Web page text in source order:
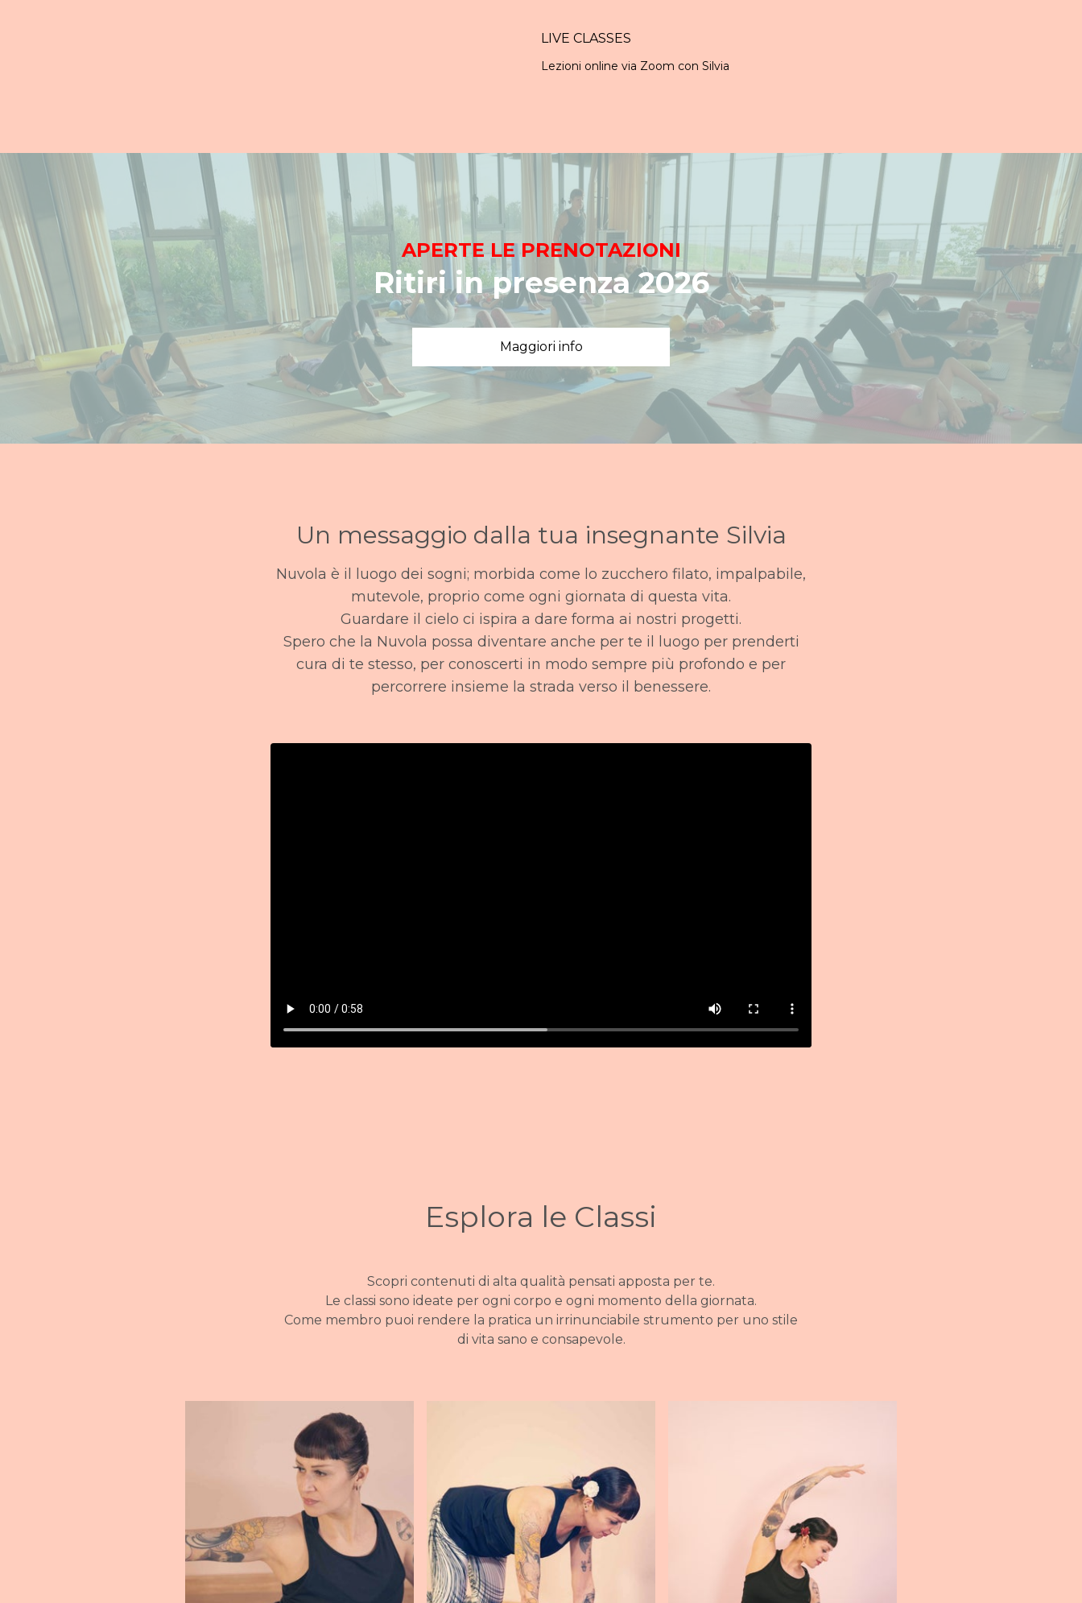
LIVE CLASSES
Lezioni online via Zoom con Silvia
APERTE LE PRENOTAZIONI
Ritiri in presenza 2026
Maggiori info
Un messaggio dalla tua insegnante Silvia
Nuvola è il luogo dei sogni; morbida come lo zucchero filato, impalpabile,
mutevole, proprio come ogni giornata di questa vita.
Guardare il cielo ci ispira a dare forma ai nostri progetti.
Spero che la Nuvola possa diventare anche per te il luogo per prenderti
cura di te stesso, per conoscerti in modo sempre più profondo e per
percorrere insieme la strada verso il benessere.
Esplora le Classi
Scopri contenuti di alta qualità pensati apposta per te.
Le classi sono ideate per ogni corpo e ogni momento della giornata.
Come membro puoi rendere la pratica un irrinunciabile strumento per uno stile
di vita sano e consapevole.